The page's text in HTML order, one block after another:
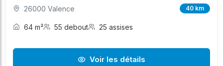
26000 Valence 40 km
64 m² 55 debout 25 assises
Voir les détails